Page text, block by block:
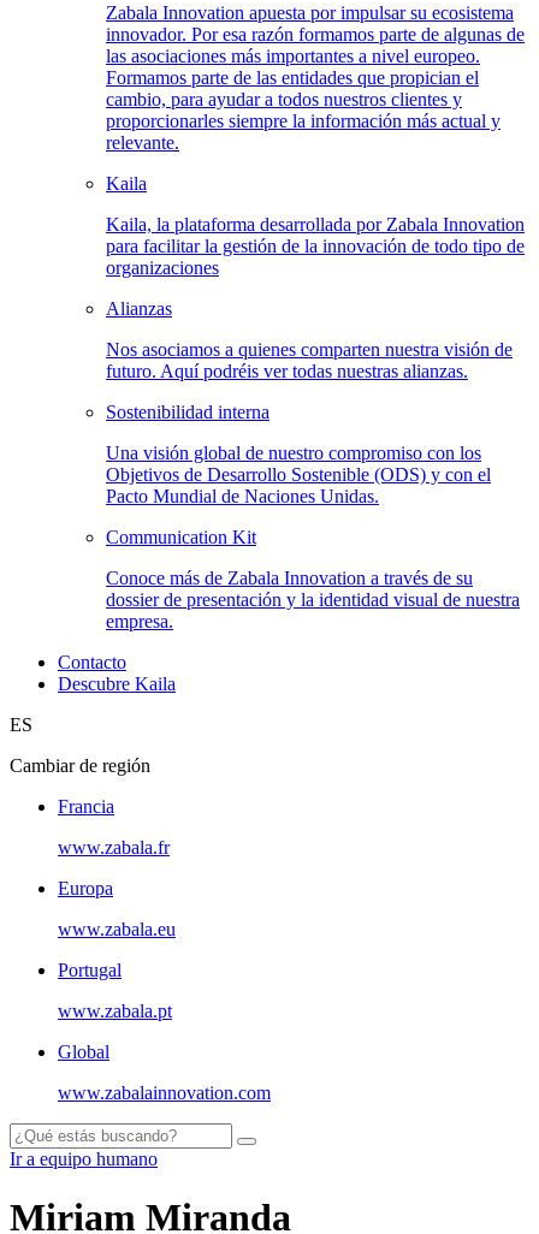
Zabala Innovation apuesta por impulsar su ecosistema
innovador. Por esa razón formamos parte de algunas de
las asociaciones más importantes a nivel europeo.
Formamos parte de las entidades que propician el
cambio, para ayudar a todos nuestros clientes y
proporcionarles siempre la información más actual y
relevante.
Kaila
Kaila, la plataforma desarrollada por Zabala Innovation
para facilitar la gestión de la innovación de todo tipo de
organizaciones
Alianzas
Nos asociamos a quienes comparten nuestra visión de
futuro. Aquí podréis ver todas nuestras alianzas.
Sostenibilidad interna
Una visión global de nuestro compromiso con los
Objetivos de Desarrollo Sostenible (ODS) y con el
Pacto Mundial de Naciones Unidas.
Communication Kit
Conoce más de Zabala Innovation a través de su
dossier de presentación y la identidad visual de nuestra
empresa.
Contacto
Descubre Kaila
ES
Cambiar de región
Francia
www.zabala.fr
Europa
www.zabala.eu
Portugal
www.zabala.pt
Global
www.zabalainnovation.com
Ir a equipo humano
Miriam Miranda